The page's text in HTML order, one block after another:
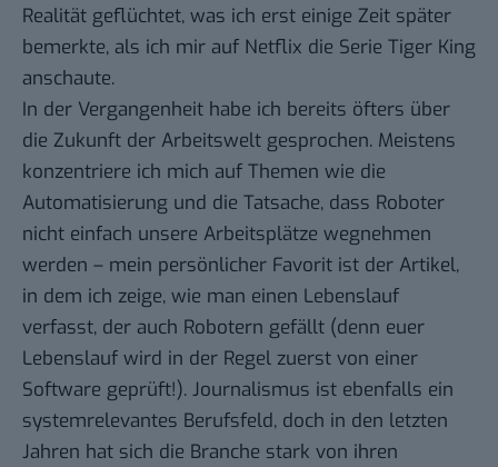
Realität geflüchtet, was ich erst einige Zeit später
bemerkte, als ich mir auf Netflix die Serie Tiger King
anschaute.
In der Vergangenheit habe ich bereits öfters über
die Zukunft der Arbeitswelt gesprochen. Meistens
konzentriere ich mich auf Themen wie die
Automatisierung und die Tatsache, dass Roboter
nicht einfach unsere Arbeitsplätze wegnehmen
werden – mein persönlicher Favorit ist der Artikel,
in dem ich zeige, wie man einen Lebenslauf
verfasst, der auch Robotern gefällt (denn euer
Lebenslauf wird in der Regel zuerst von einer
Software geprüft!). Journalismus ist ebenfalls ein
systemrelevantes Berufsfeld, doch in den letzten
Jahren hat sich die Branche stark von ihren